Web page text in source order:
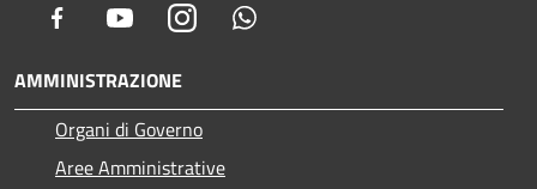
Facebook YoutubeInstagram
AMMINISTRAZIONE
Organi di Governo
Aree Amministrative